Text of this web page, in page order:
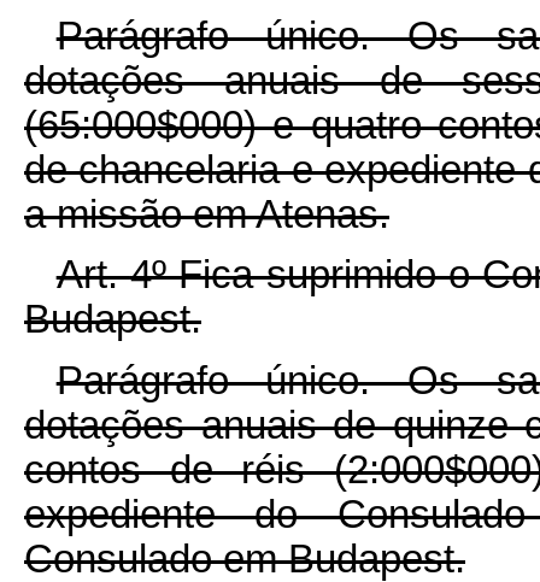
Parágrafo único. Os
dotações anuais de
(65:000$000) e quatro
de chancelaria e expediente
a missão em Atenas.
Art.4º Fica suprimido o
Budapest.
Parágrafo único. Os
dotações anuais de quinze
contos de réis
expediente do
Consulado em Budapest.